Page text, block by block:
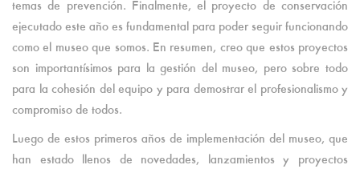
temas de prevención. Finalmente, el proyecto de conservación
ejecutado este año es fundamental para poder seguir funcionando
como el museo que somos. En resumen, creo que estos proyectos
son importantísimos para la gestión del museo, pero sobre todo
para la cohesión del equipo y para demostrar el profesionalismo y
compromiso de todos.
Luego de estos primeros años de implementación del museo, que
han estado llenos de novedades, lanzamientos y proyectos